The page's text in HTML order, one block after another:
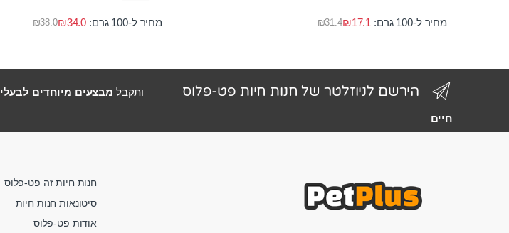
מחיר ל-100 גרם: ₪31.4₪17.1 מחיר ל-100 גרם: ₪38.0₪34.0
הירשם לניוזלטר של חנות חיות פט-פלוס ותקבל מבצעים מיוחדים לבעלי
חיים
חנות חיות זה פט-פלוס
סיטונאות חנות חיות
אודות פט-פלוס